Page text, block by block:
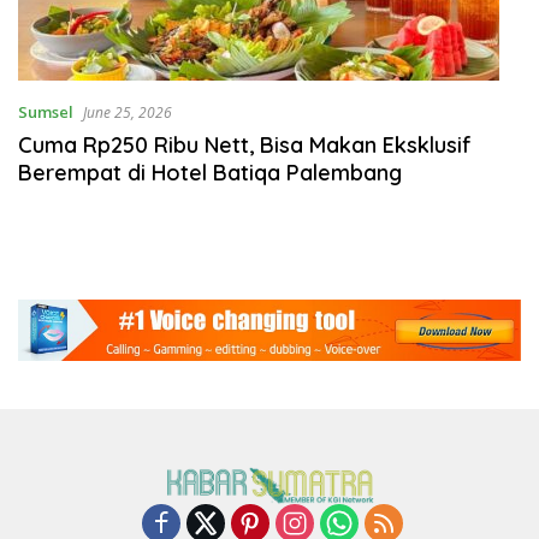
Sumsel June 25, 2026
Cuma Rp250 Ribu Nett, Bisa Makan Eksklusif
Berempat di Hotel Batiqa Palembang